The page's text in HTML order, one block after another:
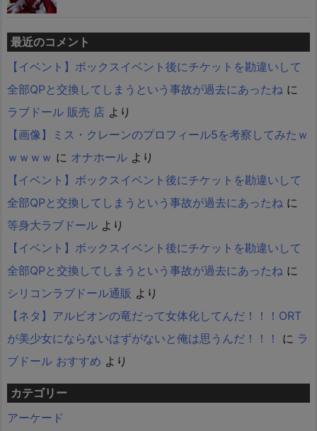
最近のコメント
【イベント】ボックスイベント後にチケットを勘違いして
全部QPと交換してしまうという事故が過去にあったね に
ラブドール 販売 店 より
【画像】ミス・クレーンのプロフィール5を考察してみたｗ
ｗｗｗｗ に オナホール より
【イベント】ボックスイベント後にチケットを勘違いして
全部QPと交換してしまうという事故が過去にあったね に
等身大ラブドール より
【イベント】ボックスイベント後にチケットを勘違いして
全部QPと交換してしまうという事故が過去にあったね に
シリコンラブドール通販 より
【ネタ】アルビオンの竜だって女体化してんだ！！！ORT
が美少女にならないはずがないと俺は思うんだ！！！
に ラ
ブドール おすすめ より
カテゴリー
アーケード